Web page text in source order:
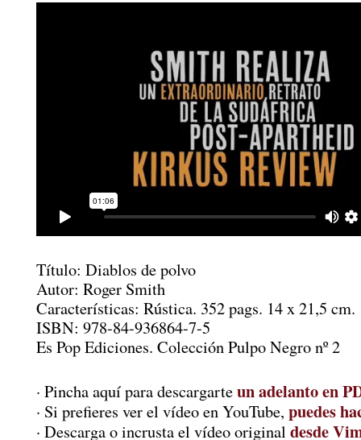
Título: Diablos de polvo
Autor: Roger Smith
Características: Rústica. 352 pags. 14 x 21,5 cm.
ISBN: 978-84-936864-7-5
Es Pop Ediciones. Colección Pulpo Negro nº 2
· Pincha aquí para descargarteun adelanto en
· Si prefieres ver el vídeo en YouTube, puedes
· Descarga o incrusta el vídeo original desde